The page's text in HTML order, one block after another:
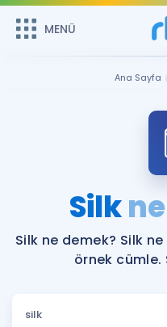
MENÜ
Remzi Hoca ile seni
MENÜ
Faydalı Araçlar
Ana Sayfa
Silk
Silk ne demek? Silk
örnek cümle.